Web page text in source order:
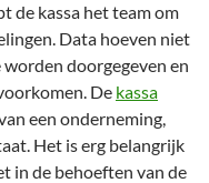
de kassa het team om
Data hoeven niet
doorgegeven en
De kassa
een onderneming,
Het is erg belangrijk
in de behoeften van de